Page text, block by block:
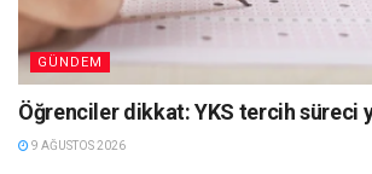
GÜNDEM
Öğrenciler dikkat: YKS tercih süreci
9 AĞUSTOS 2026